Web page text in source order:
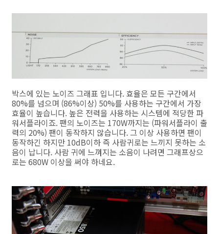
박스에 있는 노이즈 그래표 입니다. 효율은 모든 구간에서
80%를 넘으며 (86%이상) 50%를 사용하는 구간에서 가장
효율이 높습니다. 높은 전력을 사용하는 시스템에 적당한 파
워서플라이죠. 팬의 노이즈는 170W까지는 (파워서플라이 출
력의 20%) 팬이 동작하지 않습니다. 그 이상 사용하면 팬이
동작하긴 하지만 10dB이하 즉 사람귀로는 느끼지 못하는 소
음이 납니다. 사람 귀에 느껴지는 소음이 나려면 그래프상으
로는 680W 이상을 써야 하네요.